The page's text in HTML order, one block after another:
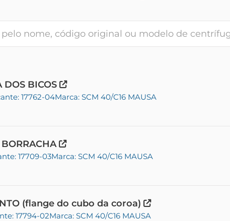
DOS BICOS
17762-04Marca: SCM 40/C16 MAUSA
BORRACHA
17709-03Marca: SCM 40/C16 MAUSA
(flange do cubo da coroa)
17794-02Marca: SCM 40/C16 MAUSA